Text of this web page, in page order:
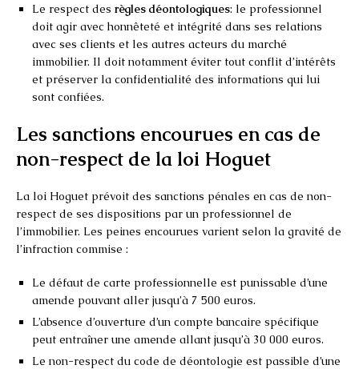
Le respect des règles déontologiques: le professionnel
doit agir avec honnêteté et intégrité dans ses relations
avec ses clients et les autres acteurs du marché
immobilier. Il doit notamment éviter tout conflit d’intérêts
et préserver la confidentialité des informations qui lui
sont confiées.
Les sanctions encourues en cas de
non-respect de la loi Hoguet
La loi Hoguet prévoit des sanctions pénales en cas de non-
respect de ses dispositions par un professionnel de
l’immobilier. Les peines encourues varient selon la gravité de
l’infraction commise :
Le défaut de carte professionnelle est punissable d’une
amende pouvant aller jusqu’à 7 500 euros.
L’absence d’ouverture d’un compte bancaire spécifique
peut entraîner une amende allant jusqu’à 30 000 euros.
Le non-respect du code de déontologie est passible d’une